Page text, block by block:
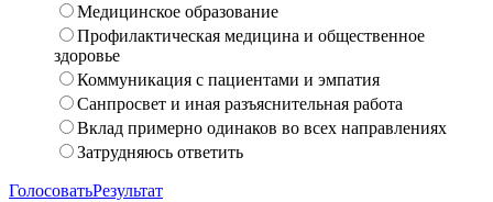
Медицинское образование
Профилактическая медицина и общественное
здоровье
Коммуникация с пациентами и эмпатия
Санпросвет и иная разъяснительная работа
Вклад примерно одинаков во всех направлениях
Затрудняюсь ответить
ГолосоватьРезультат